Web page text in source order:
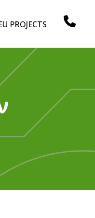
PROJECTS